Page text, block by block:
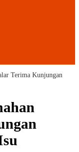
Terima Kunjungan